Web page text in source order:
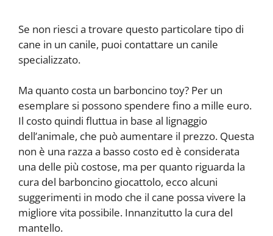
Se non riesci a trovare questo particolare tipo di
cane in un canile, puoi contattare un canile
specializzato.
Ma quanto costa un barboncino toy? Per un
esemplare si possono spendere fino a mille euro.
Il costo quindi fluttua in base al lignaggio
dell’animale, che può aumentare il prezzo. Questa
non è una razza a basso costo ed è considerata
una delle più costose, ma per quanto riguarda la
cura del barboncino giocattolo, ecco alcuni
suggerimenti in modo che il cane possa vivere la
migliore vita possibile. Innanzitutto la cura del
mantello.